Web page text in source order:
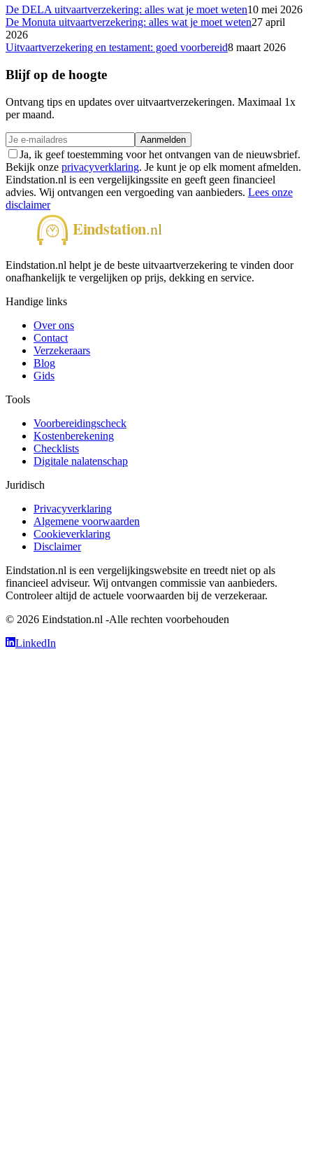
De DELA uitvaartverzekering: alles wat je moet weten10 mei 2026
De Monuta uitvaartverzekering: alles wat je moet weten27 april
2026
Uitvaartverzekering en testament: goed voorbereid8 maart 2026
Blijf op de hoogte
Ontvang tips en updates over uitvaartverzekeringen. Maximaal 1x
per maand.
Aanmelden
Ja, ik geef toestemming voor het ontvangen van de nieuwsbrief.
Bekijk onze privacyverklaring. Je kunt je op elk moment afmelden.
Eindstation.nl is een vergelijkingssite en geeft geen financieel
advies. Wij ontvangen een vergoeding van aanbieders. Lees onze
disclaimer
Eindstation.nl helpt je de beste uitvaartverzekering te vinden door
onafhankelijk te vergelijken op prijs, dekking en service.
Handige links
Over ons
Contact
Verzekeraars
Blog
Gids
Tools
Voorbereidingscheck
Kostenberekening
Checklists
Digitale nalatenschap
Juridisch
Privacyverklaring
Algemene voorwaarden
Cookieverklaring
Disclaimer
Eindstation.nl is een vergelijkingswebsite en treedt niet op als
financieel adviseur. Wij ontvangen commissie van aanbieders.
Controleer altijd de actuele voorwaarden bij de verzekeraar.
© 2026 Eindstation.nl -Alle rechten voorbehouden
LinkedIn